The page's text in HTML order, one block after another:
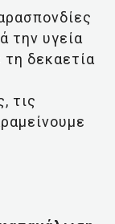
την υγεία
τη δεκαετία
τις